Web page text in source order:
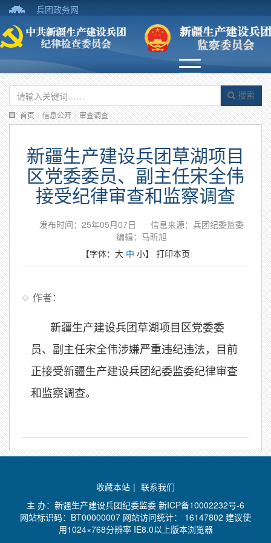
兵团政务网
搜索
首页 / 信息公开 / 审查调查
新疆生产建设兵团草湖项目
区党委委员、副主任宋全伟
接受纪律审查和监察调查
发布时间：25年05月07日
信息来源：兵团纪委监委
编辑：马昕旭
【字体： 大 中 小】 打印本页
作者：
新疆生产建设兵团草湖项目区党委委
员、副主任宋全伟涉嫌严重违纪违法，目前
正接受新疆生产建设兵团纪委监委纪律审查
和监察调查。
收藏本站 | 联系我们
主 办：新疆生产建设兵团纪委监委 新ICP备10002232号-6
网站标识码：BT00000007 网站访问统计： 16147802 建议使
用1024×768分辨率 IE8.0以上版本浏览器